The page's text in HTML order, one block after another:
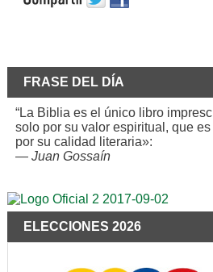
FRASE DEL DÍA
“La Biblia es el único libro
solo por su valor espiritual, que
por su calidad literaria»:
— Juan Gossaín
ELECCIONES 2026